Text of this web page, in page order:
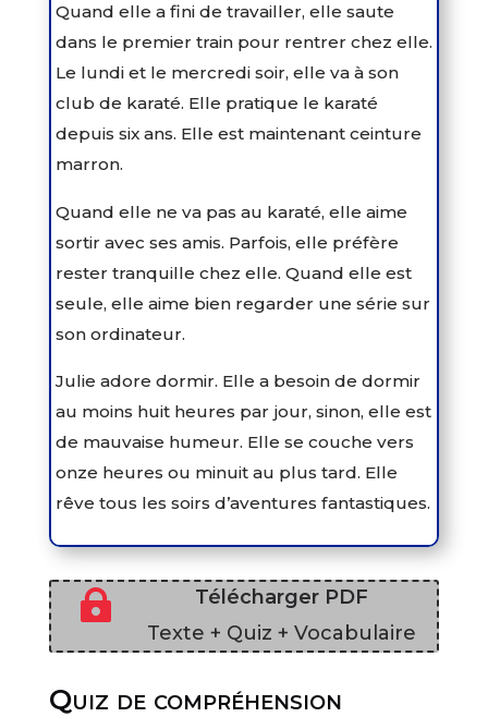
Quand elle a fini de travailler, elle saute
dans le premier train pour rentrer chez elle.
Le lundi et le mercredi soir, elle va à son
club de karaté. Elle pratique le karaté
depuis six ans. Elle est maintenant ceinture
marron.
Quand elle ne va pas au karaté, elle aime
sortir avec ses amis. Parfois, elle préfère
rester tranquille chez elle. Quand elle est
seule, elle aime bien regarder une série sur
son ordinateur.
Julie adore dormir. Elle a besoin de dormir
au moins huit heures par jour, sinon, elle est
de mauvaise humeur. Elle se couche vers
onze heures ou minuit au plus tard. Elle
rêve tous les soirs d’aventures fantastiques.

Télécharger PDF
Texte + Quiz + Vocabulaire
Quiz de compréhension